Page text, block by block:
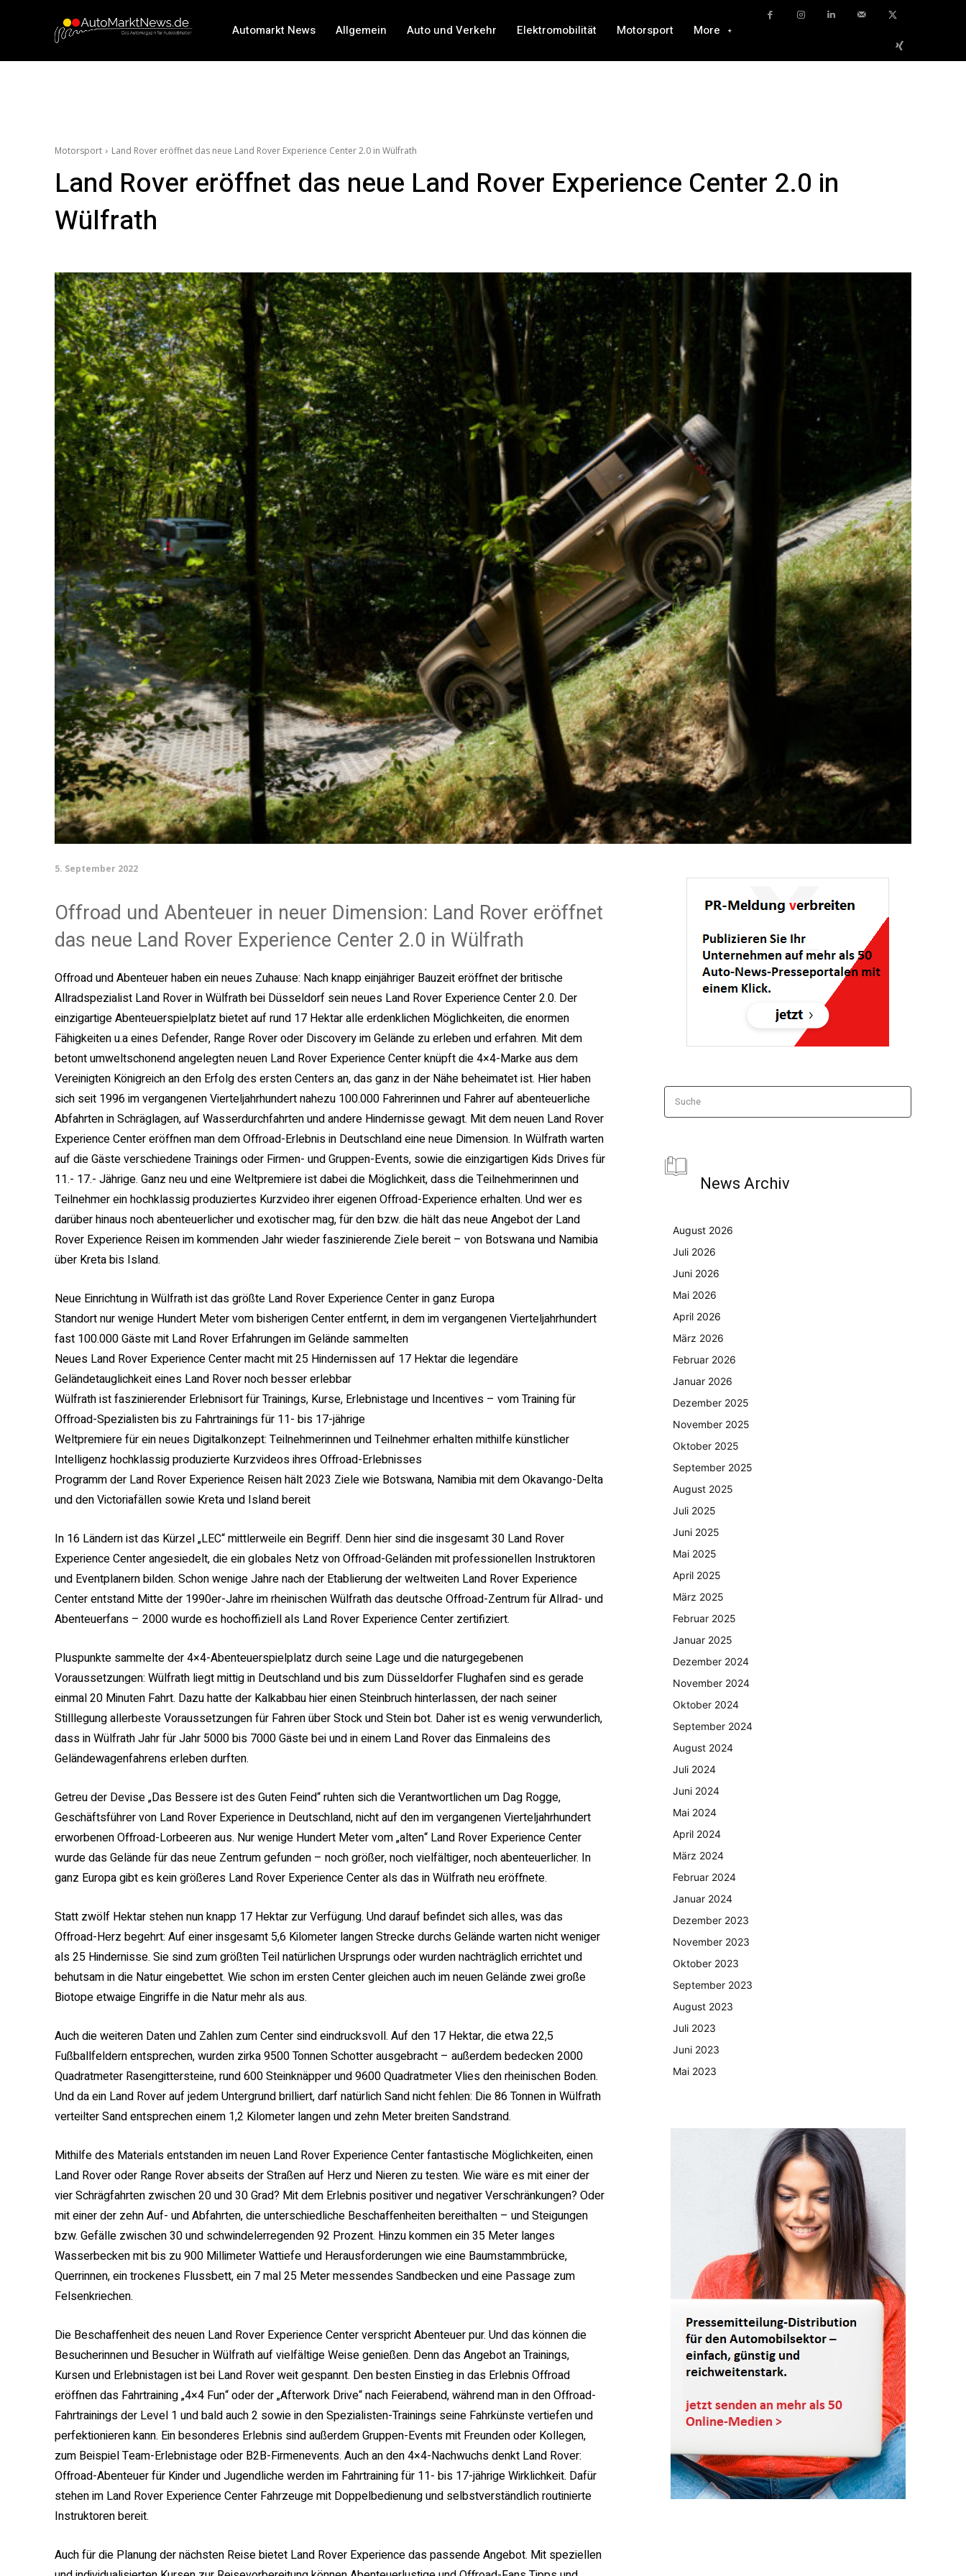
Automarkt News Allgemein Auto und Verkehr Elektromobilität Motorsport More
Motorsport Land Rover eröffnet das neue Land Rover Experience Center 2.0 in Wülfrath
Land Rover eröffnet das neue Land Rover Experience Center 2.0 in
Wülfrath
5. September 2022
Offroad und Abenteuer in neuer Dimension: Land Rover eröffnet
das neue Land Rover Experience Center 2.0 in Wülfrath
Offroad und Abenteuer haben ein neues Zuhause: Nach knapp einjähriger Bauzeit eröffnet der britische
Allradspezialist Land Rover in Wülfrath bei Düsseldorf sein neues Land Rover Experience Center 2.0. Der
einzigartige Abenteuerspielplatz bietet auf rund 17 Hektar alle erdenklichen Möglichkeiten, die enormen
Fähigkeiten u.a eines Defender, Range Rover oder Discovery im Gelände zu erleben und erfahren. Mit dem
betont umweltschonend angelegten neuen Land Rover Experience Center knüpft die 4×4-Marke aus dem
Vereinigten Königreich an den Erfolg des ersten Centers an, das ganz in der Nähe beheimatet ist. Hier haben
sich seit 1996 im vergangenen Vierteljahrhundert nahezu 100.000 Fahrerinnen und Fahrer auf abenteuerliche
Abfahrten in Schräglagen, auf Wasserdurchfahrten und andere Hindernisse gewagt. Mit dem neuen Land Rover
Experience Center eröffnen man dem Offroad-Erlebnis in Deutschland eine neue Dimension. In Wülfrath warten
auf die Gäste verschiedene Trainings oder Firmen- und Gruppen-Events, sowie die einzigartigen Kids Drives für
11.- 17.- Jährige. Ganz neu und eine Weltpremiere ist dabei die Möglichkeit, dass die Teilnehmerinnen und
Teilnehmer ein hochklassig produziertes Kurzvideo ihrer eigenen Offroad-Experience erhalten. Und wer es
darüber hinaus noch abenteuerlicher und exotischer mag, für den bzw. die hält das neue Angebot der Land
Rover Experience Reisen im kommenden Jahr wieder faszinierende Ziele bereit – von Botswana und Namibia
über Kreta bis Island.
Neue Einrichtung in Wülfrath ist das größte Land Rover Experience Center in ganz Europa
Standort nur wenige Hundert Meter vom bisherigen Center entfernt, in dem im vergangenen Vierteljahrhundert
fast 100.000 Gäste mit Land Rover Erfahrungen im Gelände sammelten
Neues Land Rover Experience Center macht mit 25 Hindernissen auf 17 Hektar die legendäre
Geländetauglichkeit eines Land Rover noch besser erlebbar
Wülfrath ist faszinierender Erlebnisort für Trainings, Kurse, Erlebnistage und Incentives – vom Training für
Offroad-Spezialisten bis zu Fahrtrainings für 11- bis 17-jährige
Weltpremiere für ein neues Digitalkonzept: Teilnehmerinnen und Teilnehmer erhalten mithilfe künstlicher
Intelligenz hochklassig produzierte Kurzvideos ihres Offroad-Erlebnisses
Programm der Land Rover Experience Reisen hält 2023 Ziele wie Botswana, Namibia mit dem Okavango-Delta
und den Victoriafällen sowie Kreta und Island bereit
In 16 Ländern ist das Kürzel „LEC“ mittlerweile ein Begriff. Denn hier sind die insgesamt 30 Land Rover
Experience Center angesiedelt, die ein globales Netz von Offroad-Geländen mit professionellen Instruktoren
und Eventplanern bilden. Schon wenige Jahre nach der Etablierung der weltweiten Land Rover Experience
Center entstand Mitte der 1990er-Jahre im rheinischen Wülfrath das deutsche Offroad-Zentrum für Allrad- und
Abenteuerfans – 2000 wurde es hochoffiziell als Land Rover Experience Center zertifiziert.
Pluspunkte sammelte der 4×4-Abenteuerspielplatz durch seine Lage und die naturgegebenen
Voraussetzungen: Wülfrath liegt mittig in Deutschland und bis zum Düsseldorfer Flughafen sind es gerade
einmal 20 Minuten Fahrt. Dazu hatte der Kalkabbau hier einen Steinbruch hinterlassen, der nach seiner
Stilllegung allerbeste Voraussetzungen für Fahren über Stock und Stein bot. Daher ist es wenig verwunderlich,
dass in Wülfrath Jahr für Jahr 5000 bis 7000 Gäste bei und in einem Land Rover das Einmaleins des
Geländewagenfahrens erleben durften.
Getreu der Devise „Das Bessere ist des Guten Feind“ ruhten sich die Verantwortlichen um Dag Rogge,
Geschäftsführer von Land Rover Experience in Deutschland, nicht auf den im vergangenen Vierteljahrhundert
erworbenen Offroad-Lorbeeren aus. Nur wenige Hundert Meter vom „alten“ Land Rover Experience Center
wurde das Gelände für das neue Zentrum gefunden – noch größer, noch vielfältiger, noch abenteuerlicher. In
ganz Europa gibt es kein größeres Land Rover Experience Center als das in Wülfrath neu eröffnete.
Statt zwölf Hektar stehen nun knapp 17 Hektar zur Verfügung. Und darauf befindet sich alles, was das
Offroad-Herz begehrt: Auf einer insgesamt 5,6 Kilometer langen Strecke durchs Gelände warten nicht weniger
als 25 Hindernisse. Sie sind zum größten Teil natürlichen Ursprungs oder wurden nachträglich errichtet und
behutsam in die Natur eingebettet. Wie schon im ersten Center gleichen auch im neuen Gelände zwei große
Biotope etwaige Eingriffe in die Natur mehr als aus.
Auch die weiteren Daten und Zahlen zum Center sind eindrucksvoll. Auf den 17 Hektar, die etwa 22,5
Fußballfeldern entsprechen, wurden zirka 9500 Tonnen Schotter ausgebracht – außerdem bedecken 2000
Quadratmeter Rasengittersteine, rund 600 Steinknäpper und 9600 Quadratmeter Vlies den rheinischen Boden.
Und da ein Land Rover auf jedem Untergrund brilliert, darf natürlich Sand nicht fehlen: Die 86 Tonnen in Wülfrath
verteilter Sand entsprechen einem 1,2 Kilometer langen und zehn Meter breiten Sandstrand.
Mithilfe des Materials entstanden im neuen Land Rover Experience Center fantastische Möglichkeiten, einen
Land Rover oder Range Rover abseits der Straßen auf Herz und Nieren zu testen. Wie wäre es mit einer der
vier Schrägfahrten zwischen 20 und 30 Grad? Mit dem Erlebnis positiver und negativer Verschränkungen? Oder
mit einer der zehn Auf- und Abfahrten, die unterschiedliche Beschaffenheiten bereithalten – und Steigungen
bzw. Gefälle zwischen 30 und schwindelerregenden 92 Prozent. Hinzu kommen ein 35 Meter langes
Wasserbecken mit bis zu 900 Millimeter Wattiefe und Herausforderungen wie eine Baumstammbrücke,
Querrinnen, ein trockenes Flussbett, ein 7 mal 25 Meter messendes Sandbecken und eine Passage zum
Felsenkriechen.
Die Beschaffenheit des neuen Land Rover Experience Center verspricht Abenteuer pur. Und das können die
Besucherinnen und Besucher in Wülfrath auf vielfältige Weise genießen. Denn das Angebot an Trainings,
Kursen und Erlebnistagen ist bei Land Rover weit gespannt. Den besten Einstieg in das Erlebnis Offroad
eröffnen das Fahrtraining „4×4 Fun“ oder der „Afterwork Drive“ nach Feierabend, während man in den Offroad-
Fahrtrainings der Level 1 und bald auch 2 sowie in den Spezialisten-Trainings seine Fahrkünste vertiefen und
perfektionieren kann. Ein besonderes Erlebnis sind außerdem Gruppen-Events mit Freunden oder Kollegen,
zum Beispiel Team-Erlebnistage oder B2B-Firmenevents. Auch an den 4×4-Nachwuchs denkt Land Rover:
Offroad-Abenteuer für Kinder und Jugendliche werden im Fahrtraining für 11- bis 17-jährige Wirklichkeit. Dafür
stehen im Land Rover Experience Center Fahrzeuge mit Doppelbedienung und selbstverständlich routinierte
Instruktoren bereit.
Auch für die Planung der nächsten Reise bietet Land Rover Experience das passende Angebot. Mit speziellen
Suche
News Archiv
August 2026
Juli 2026
Juni 2026
Mai 2026
April 2026
März 2026
Februar 2026
Januar 2026
Dezember 2025
November 2025
Oktober 2025
September 2025
August 2025
Juli 2025
Juni 2025
Mai 2025
April 2025
März 2025
Februar 2025
Januar 2025
Dezember 2024
November 2024
Oktober 2024
September 2024
August 2024
Juli 2024
Juni 2024
Mai 2024
April 2024
März 2024
Februar 2024
Januar 2024
Dezember 2023
November 2023
Oktober 2023
September 2023
August 2023
Juli 2023
Juni 2023
Mai 2023